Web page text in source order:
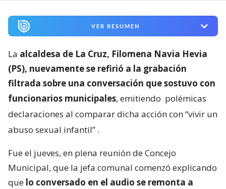
VER RESUMEN
La alcaldesa de La Cruz, Filomena Navia Hevia
(PS), nuevamente se refirió a la grabación
filtrada sobre una conversación que sostuvo con
funcionarios municipales, emitiendo polémicas
declaraciones al comparar dicha acción con “vivir un
abuso sexual infantil” .
Fue el jueves, en plena reunión de Concejo
Municipal, que la jefa comunal comenzó explicando
que lo conversado en el audio se remonta a